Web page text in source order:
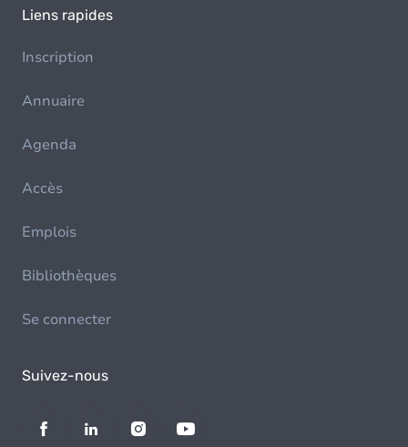
Liens rapides
Inscription
Annuaire
Agenda
Accès
Emplois
Bibliothèques
Se connecter
Suivez-nous